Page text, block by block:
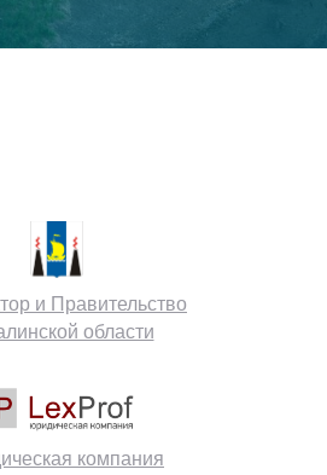
компания
и Правительство
области